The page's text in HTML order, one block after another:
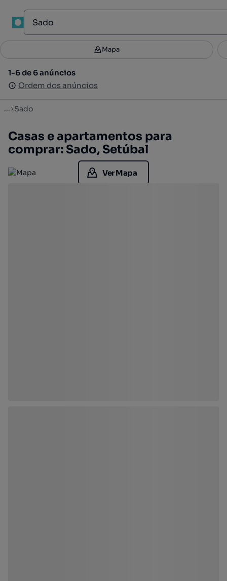
Filtros 1
1-6 de 6 anúncios
Ordem dos anúncios
Mapa
1-6 de 6 anúncios
Ordem dos anúncios
... Sado
Casas e apartamentos para
comprar: Sado, Setúbal
Ver Mapa